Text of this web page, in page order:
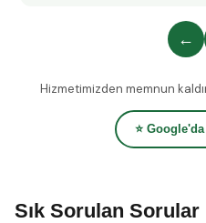
←
Hizmetimizden memnun
⭐
Sık Sorulan Sorular